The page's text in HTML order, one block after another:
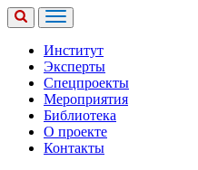
Институт
Эксперты
Спецпроекты
Мероприятия
Библиотека
О проекте
Контакты